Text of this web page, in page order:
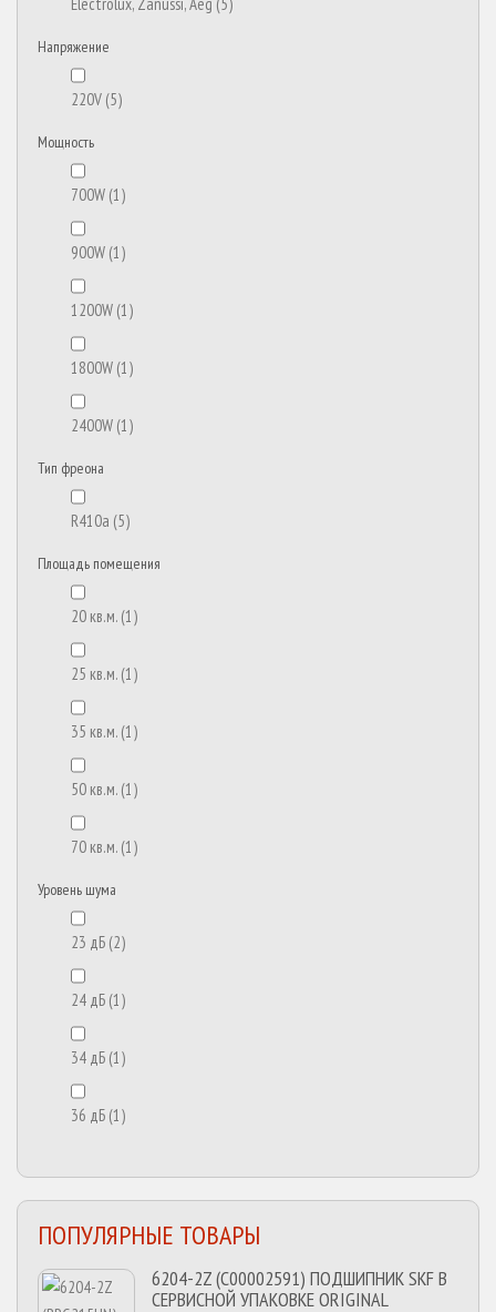
Напряжение
220V (5)
Мощность
700W (1)
900W (1)
1200W (1)
1800W (1)
2400W (1)
Тип фреона
R410a (5)
Площадь помещения
20 кв.м. (1)
25 кв.м. (1)
35 кв.м. (1)
50 кв.м. (1)
70 кв.м. (1)
Уровень шума
23 дБ (2)
24 дБ (1)
34 дБ (1)
36 дБ (1)
ПОПУЛЯРНЫЕ ТОВАРЫ
6204-2Z (C00002591) ПОДШИПНИК SKF В
СЕРВИСНОЙ УПАКОВКЕ ORIGINAL